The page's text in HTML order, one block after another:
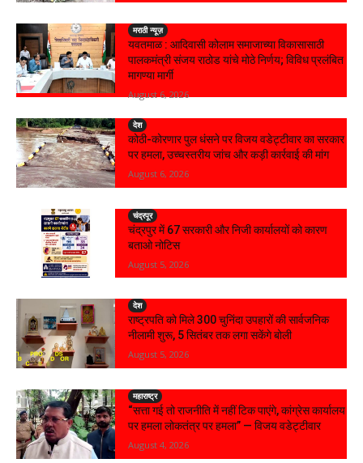
मराठी न्यूज़
यवतमाळ : आदिवासी कोलाम समाजाच्या विकासासाठी
पालकमंत्री संजय राठोड यांचे मोठे निर्णय; विविध प्रलंबित
मागण्या मार्गी
August 6, 2026
देश
कोठी-कोरणार पुल धंसने पर विजय वडेट्टीवार का सरकार
पर हमला, उच्चस्तरीय जांच और कड़ी कार्रवाई की मांग
August 6, 2026
चंद्रपूर
चंद्रपुर में 67 सरकारी और निजी कार्यालयों को कारण
बताओ नोटिस
August 5, 2026
देश
राष्ट्रपति को मिले 300 चुनिंदा उपहारों की सार्वजनिक
नीलामी शुरू, 5 सितंबर तक लगा सकेंगे बोली
August 5, 2026
महाराष्ट्र
“सत्ता गई तो राजनीति में नहीं टिक पाएंगे, कांग्रेस कार्यालय
पर हमला लोकतंत्र पर हमला” — विजय वडेट्टीवार
August 4, 2026